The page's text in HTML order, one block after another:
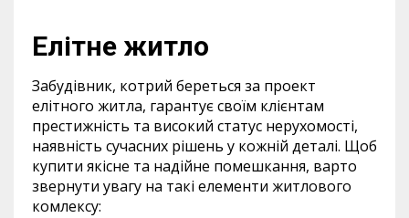
Елітне житло
Забудівник, котрий береться за проект
елітного житла, гарантує своїм клієнтам
престижність та високий статус нерухомості,
наявність сучасних рішень у кожній деталі. Щоб
купити якісне та надійне помешкання, варто
звернути увагу на такі елементи житлового
комлексу: